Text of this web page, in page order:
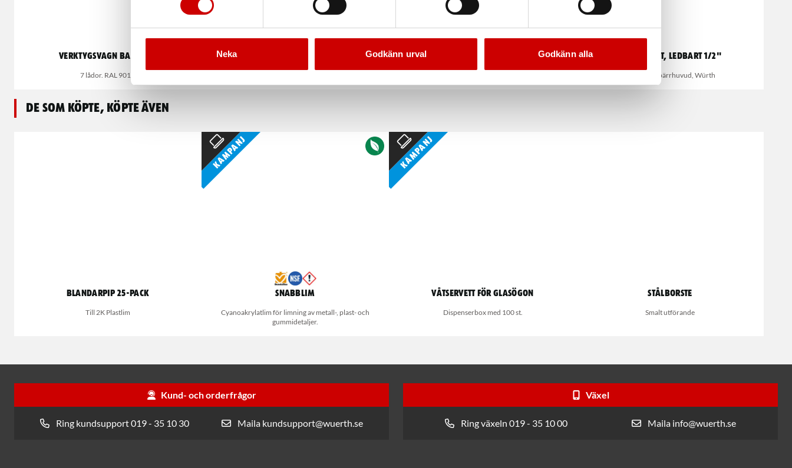
Neka Godkänn urval Godkänn alla
Verktygsvagn Basic 8.8
7 lådor. RAL 9017
Tigersågblad metall 5-pack Spärrskaft, ledbart 1/2"
72 tandat spärrhuvud, Würth
De som köpte, köpte även
Blandarpip 25-pack
Till 2K Plastlim
Kampanj
Snabblim
Cyanoakrylatlim för limning av metall-, plast- och
gummidetaljer.
Kampanj
Våtservett för glasögon
Dispenserbox med 100 st.
Stålborste
Smalt utförande
Kund- och orderfrågor
Ring kundsupport 019 - 35 10 30 Maila kundsupport@wuerth.se
Växel
Ring växeln 019 - 35 10 00 Maila info@wuerth.se